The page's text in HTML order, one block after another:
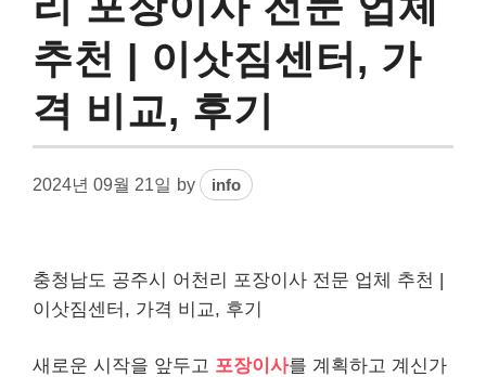
추천 | 이삿짐센터, 가
격 비교, 후기
2024년 09월 21일 by info
충청남도 공주시 어천리 포장이사 전문 업체 추천 |
이삿짐센터, 가격 비교, 후기
새로운 시작을 앞두고 포장이사를 계획하고 계신가